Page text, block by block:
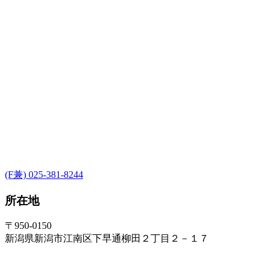
(F兼) 025-381-8244
所在地
〒950-0150
新潟県新潟市江南区下早通柳田２丁目２－１７